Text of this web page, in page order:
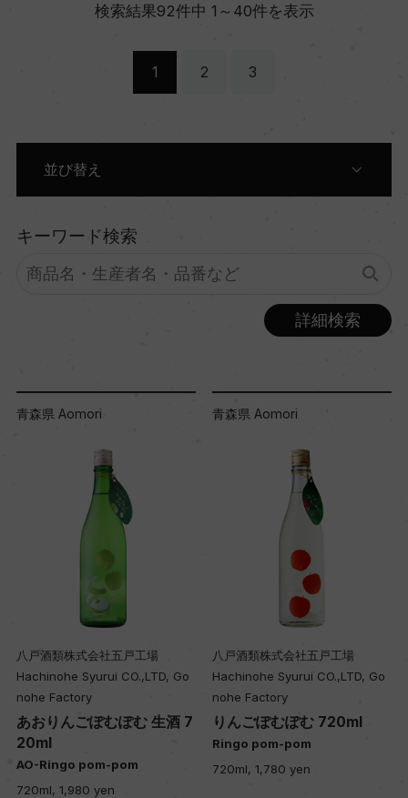
検索結果92件中 1～40件を表示
1 2 3
並び替え
都道府県別に表示
蔵元別に表示
価格順に表示
キーワード検索
詳細検索
青森県 Aomori
八戸酒類株式会社五戸工場
Hachinohe Syurui CO.,LTD, Go
nohe Factory
あおりんごぽむぽむ 生酒 7
20ml
AO-Ringo pom-pom
720ml, 1,980 yen
青森県 Aomori
八戸酒類株式会社五戸工場
Hachinohe Syurui CO.,LTD, Go
nohe Factory
りんごぽむぽむ 720ml
Ringo pom-pom
720ml, 1,780 yen